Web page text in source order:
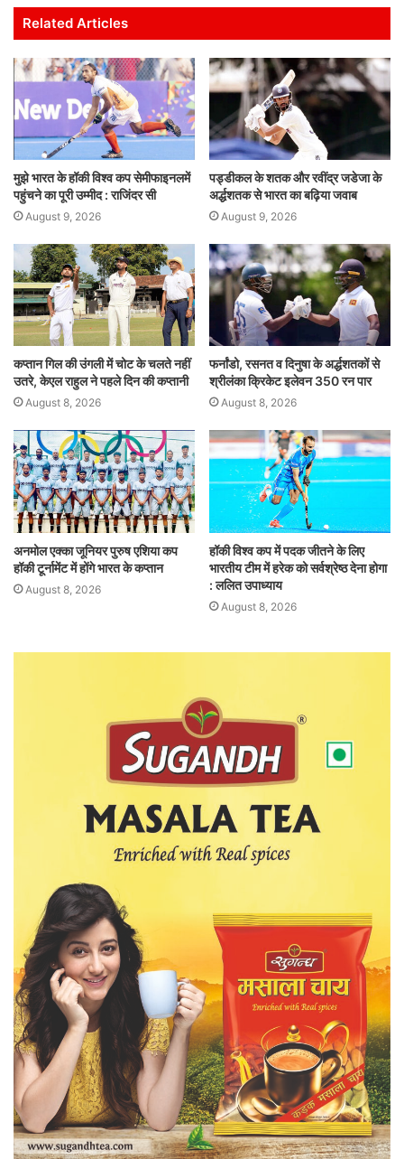
s
A
p
p
e
b
o
o
k
er l
e
dI
n
e
Related Articles
मुझे भारत के हॉकी विश्व कप सेमीफाइनलमें
पहुंचने का पूरी उम्मीद : राजिंदर सी
August 9, 2026
पड्डीकल के शतक और रवींद्र जडेजा के
अर्द्धशतक से भारत का बढ़िया जवाब
August 9, 2026
कप्तान गिल की उंगली में चोट के चलते नहीं
उतरे, केएल राहुल ने पहले दिन की कप्तानी
August 8, 2026
फर्नांडो, रसनत व दिनुषा के अर्द्धशतकों से
श्रीलंका क्रिकेट इलेवन 350 रन पार
August 8, 2026
अनमोल एक्का जूनियर पुरुष एशिया कप
हॉकी टूर्नामेंट में होंगे भारत के कप्तान
August 8, 2026
हॉकी विश्व कप में पदक जीतने के लिए
भारतीय टीम में हरेक को सर्वश्रेष्ठ देना होगा
: ललित उपाध्याय
August 8, 2026